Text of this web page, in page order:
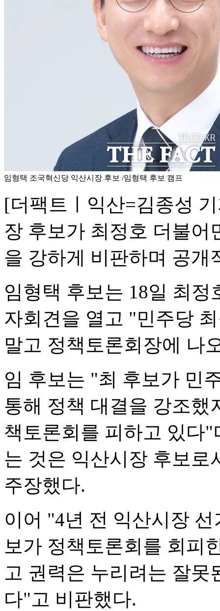
임형택 조국혁신당 익산시장 후보 /임형택 후보 캠프
[더팩트ㅣ익산=김종성
장 후보가 최정호 더불
을 강하게 비판하며 공개
임형택 후보는 18일 최
자회견을 열고 "민주당
말고 정책토론회장에 나
임 후보는 "최 후보가 민
통해 정책 대결을 강조했
책토론회를 피하고 있다
는 것은 익산시장 후보
주장했다.
이어 "4년 전 익산시장
보가 정책토론회를 회피
고 권력은 누리려는 잘못
다"고 비판했다.